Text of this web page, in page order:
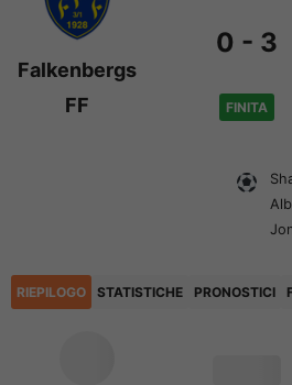
Falkenbergs
FF
0 - 3
FINITA
RIEPILOGO STATISTICHE PRONOSTICI